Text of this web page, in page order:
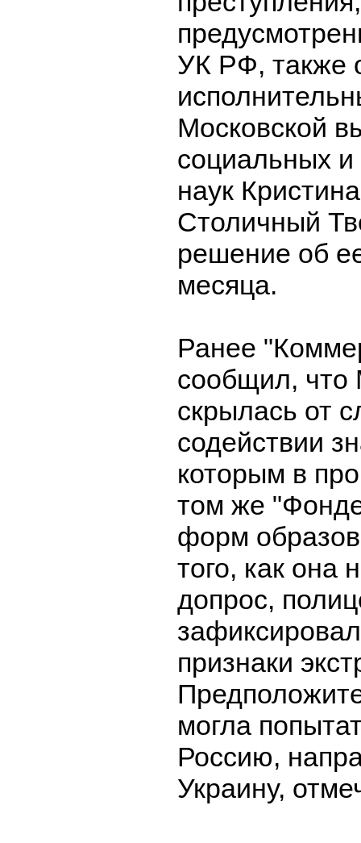
УК РФ, также
Московской
социальных и
наук
Столичный
решение об
месяца.
Ранее
сообщил, что
скрылась от
содействии
которым в
том же
форм
того, как она
допрос,
признаки
могла
Россию,
Украину,